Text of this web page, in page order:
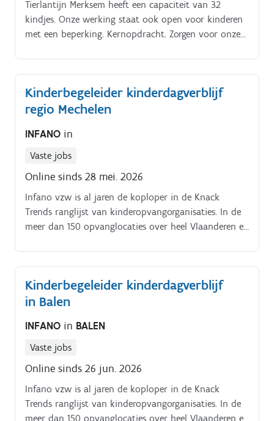
Tierlantijn Merksem heeft een capaciteit van 32
kindjes. Onze werking staat ook open voor kinderen
met een beperking. Kernopdracht. Zorgen voor onze
Kinderbegeleider kinderdagverblijf
regio Mechelen
INFANO in
Vaste jobs
Online sinds 28 mei. 2026
Infano vzw is al jaren de koploper in de Knack
Trends ranglijst van kinderopvangorganisaties. In de
meer dan 150 opvanglocaties over heel Vlaanderen en
kinderen op.
Kinderbegeleider kinderdagverblijf
in Balen
INFANO in BALEN
Vaste jobs
Online sinds 26 jun. 2026
Infano vzw is al jaren de koploper in de Knack
Trends ranglijst van kinderopvangorganisaties. In de
meer dan 150 opvanglocaties over heel Vlaanderen en